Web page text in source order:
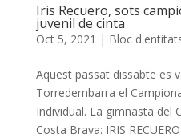
Iris Recuero, sots
juvenil de cinta
Oct 5, 2021 | Bloc
Aquest passat dissabte es
Torredembarra el
Individual. La gimnasta del
Costa Brava: IRIS